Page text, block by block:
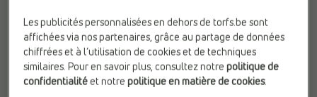
Les publicités personnalisées en dehors de torfs.be sont
affichées via nos partenaires, grâce au partage de données
chiffrées et à l’utilisation de cookies et de techniques
similaires. Pour en savoir plus, consultez notrepolitique de
confidentialitéet notrepolitique en matière de cookies.